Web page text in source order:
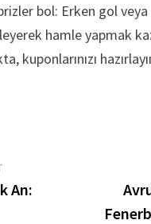
bol: Erken gol
hamle yapmak
kuponlarınızı
Previous
post:
An: